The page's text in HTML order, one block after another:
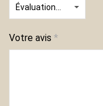
Votre avis *